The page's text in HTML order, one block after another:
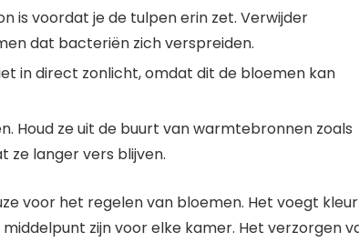
is voordat je de tulpen erin zet. Verwijder
dat bacteriën zich verspreiden.
in direct zonlicht, omdat dit de bloemen kan
Houd ze uit de buurt van warmtebronnen zoals
langer vers blijven.
voor het regelen van bloemen. Het voegt kleur
zijn voor elke kamer. Het verzorgen